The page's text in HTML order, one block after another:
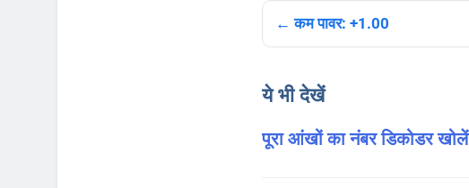
← कम पावर: +1.00
ये भी देखें
पूरा आंखों का नंबर डिकोडर खोलें